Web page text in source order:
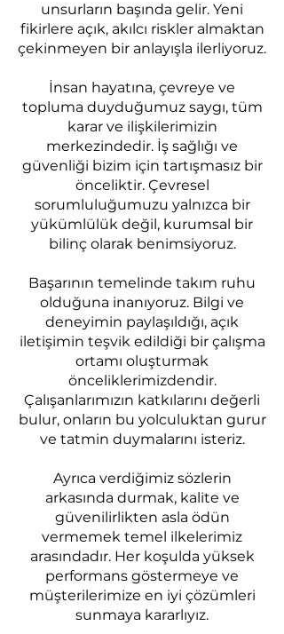
unsurların başında gelir. Yeni
fikirlere açık, akılcı riskler almaktan
çekinmeyen bir anlayışla ilerliyoruz.
İnsan hayatına, çevreye ve
topluma duyduğumuz saygı, tüm
karar ve ilişkilerimizin
merkezindedir. İş sağlığı ve
güvenliği bizim için tartışmasız bir
önceliktir. Çevresel
sorumluluğumuzu yalnızca bir
yükümlülük değil, kurumsal bir
bilinç olarak benimsiyoruz.
Başarının temelinde takım ruhu
olduğuna inanıyoruz. Bilgi ve
deneyimin paylaşıldığı, açık
iletişimin teşvik edildiği bir çalışma
ortamı oluşturmak
önceliklerimizdendir.
Çalışanlarımızın katkılarını değerli
bulur, onların bu yolculuktan gurur
ve tatmin duymalarını isteriz.
Ayrıca verdiğimiz sözlerin
arkasında durmak, kalite ve
güvenilirlikten asla ödün
vermemek temel ilkelerimiz
arasındadır. Her koşulda yüksek
performans göstermeye ve
müşterilerimize en iyi çözümleri
sunmaya kararlıyız.